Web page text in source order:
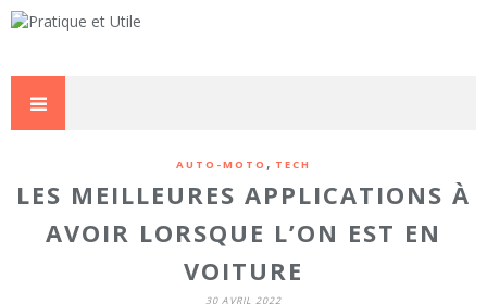
AUTO-MOTO , TECH
LES MEILLEURES APPLICATIONS À
AVOIR LORSQUE L’ON EST EN
VOITURE
30 AVRIL 2022